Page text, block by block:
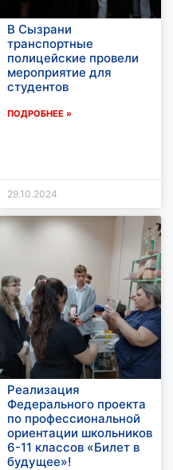
В Сызрани
транспортные
полицейские провели
мероприятие для
студентов
ПОДРОБНЕЕ »
29.10.2024
Реализация
Федерального проекта
по профессиональной
ориентации школьников
6-11 классов «Билет в
будущее»!